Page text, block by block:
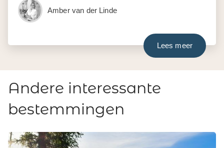
Amber van der Linde
Lees meer
Andere interessante
bestemmingen